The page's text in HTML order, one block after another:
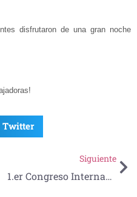
disfrutaron de una gran noche
Twitter
Siguiente
1.er Congreso Internacional y 2.do Congreso Nacional en Ambiente y Sociedad